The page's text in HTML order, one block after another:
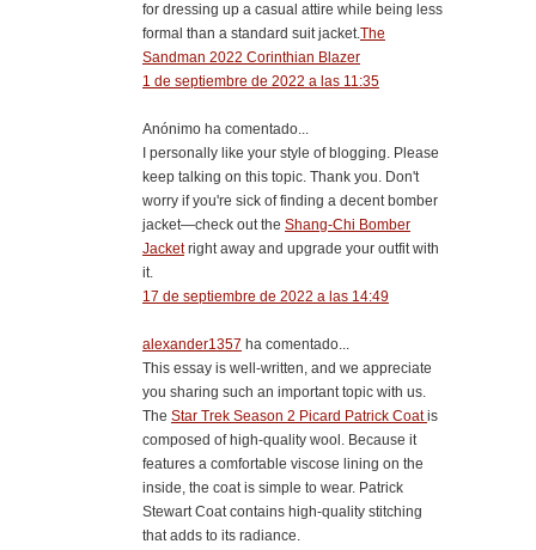
for dressing up a casual attire while being less
formal than a standard suit jacket.The
Sandman 2022 Corinthian Blazer
1 de septiembre de 2022 a las 11:35
Anónimo ha comentado...
I personally like your style of blogging. Please
keep talking on this topic. Thank you. Don't
worry if you're sick of finding a decent bomber
jacket—check out the Shang-Chi Bomber
Jacketright away and upgrade your outfit with
it.
17 de septiembre de 2022 a las 14:49
alexander1357 ha comentado...
This essay is well-written, and we appreciate
you sharing such an important topic with us.
The Star Trek Season 2 Picard Patrick Coatis
composed of high-quality wool. Because it
features a comfortable viscose lining on the
inside, the coat is simple to wear. Patrick
Stewart Coat contains high-quality stitching
that adds to its radiance.